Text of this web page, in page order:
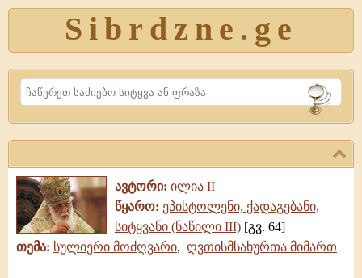
Sibrdzne.ge
Search
ავტორი: ილია II
წყარო: ეპისტოლენი, ქადაგებანი,
სიტყვანი (ნაწილი III) [გვ. 64]
თემა: სულიერი მოძღვარი, ღვთისმსახურთა მიმართ